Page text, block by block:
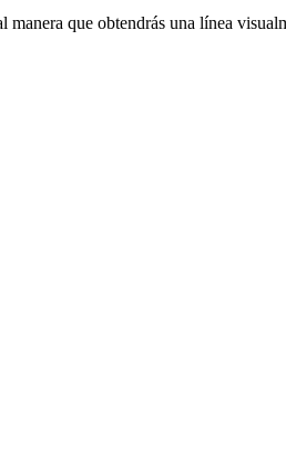
manera que obtendrás una línea